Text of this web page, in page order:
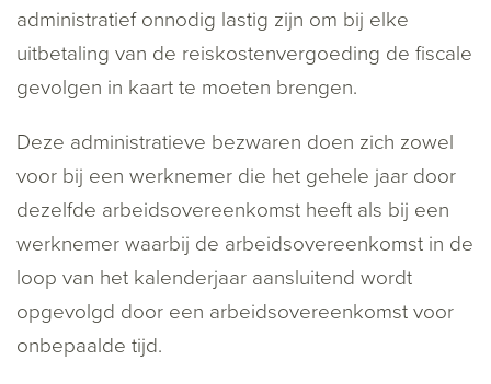
administratief onnodig lastig zijn om bij elke
uitbetaling van de reiskostenvergoeding de fiscale
gevolgen in kaart te moeten brengen.
Deze administratieve bezwaren doen zich zowel
voor bij een werknemer die het gehele jaar door
dezelfde arbeidsovereenkomst heeft als bij een
werknemer waarbij de arbeidsovereenkomst in de
loop van het kalenderjaar aansluitend wordt
opgevolgd door een arbeidsovereenkomst voor
onbepaalde tijd.